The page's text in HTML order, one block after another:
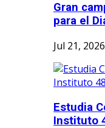
Gran
para el
Jul 21, 2026
Estudia
Instituto